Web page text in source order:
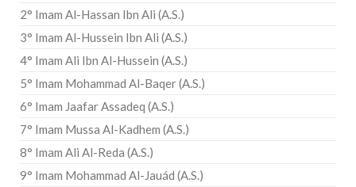
2° Imam Al-Hassan Ibn Ali (A.S.)
3° Imam Al-Hussein Ibn Ali (A.S.)
4° Imam Ali Ibn Al-Hussein (A.S.)
5° Imam Mohammad Al-Baqer (A.S.)
6° Imam Jaafar Assadeq (A.S.)
7° Imam Mussa Al-Kadhem (A.S.)
8° Imam Ali Al-Reda (A.S.)
9° Imam Mohammad Al-Jauád (A.S.)